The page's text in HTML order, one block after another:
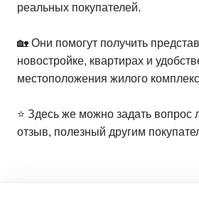
реальных покупателей.
🏡 Они помогут получить
новостройке, квартирах и
местоположения жилого
⭐️ Здесь же можно задать вопрос
отзыв, полезный другим